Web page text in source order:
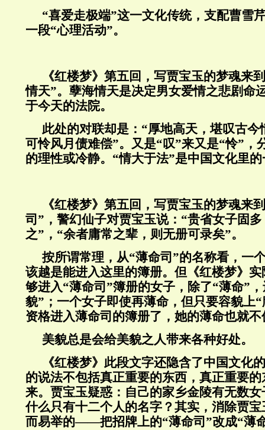
“喜爱走极端”这一文化传统，支配曹雪
一段“心理活动”。
《红楼梦》第五回，写贾宝玉的梦魂来
情天”。孽海情天是决定男女爱情之悲剧命
于今天的法院。
此处的对联却是：“厚地高天，堪叹古今
可怜风月债难偿”。又是“叹”来又是“怜”，
的理性或冷静。“情大于法”是中国文化里
《红楼梦》第五回，写贾宝玉的梦魂来
司”，警幻仙子对贾宝玉说：“贵省女子固
之”，“余者庸常之辈，则无册可录矣”。
按所谓常理，从“薄命司”的名称看，一
该越是能进入这里的簿册。但《红楼梦》
够进入“薄命司”簿册的女子，除了“薄命”
貌”；一个女子即使再薄命，但只要容貌上
资格进入薄命司的簿册了，她的薄命也就
美貌总是会给美貌之人带来各种好处。
《红楼梦》此段文字还隐含了中国文化
的说法不包括真正重要的东西，真正重要
来。贾宝玉疑惑：自己的家乡金陵有无数
什么只有十二个人的名字？其实，消除贾
而易举的——把招牌上的“薄命司”改成“薄